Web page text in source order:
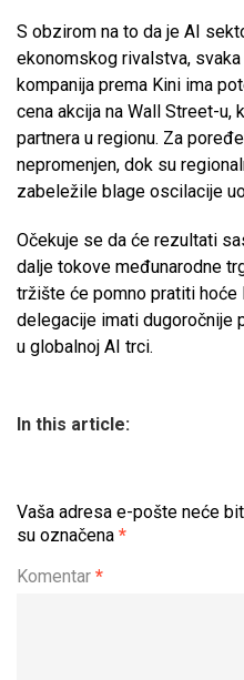
S obzirom na to da je AI
ekonomskog rivalstva,
kompanija prema Kini ima
cena akcija na Wall Street-u,
partnera u regionu. Za
nepromenjen, dok su
zabeležile blage oscilacije
Očekuje se da će rezultati
dalje tokove međunarodne
tržište će pomno pratiti
delegacije imati dugoročnije
u globalnoj AI trci.
In this article:
Vaša adresa e-pošte neće
su označena *
Komentar *